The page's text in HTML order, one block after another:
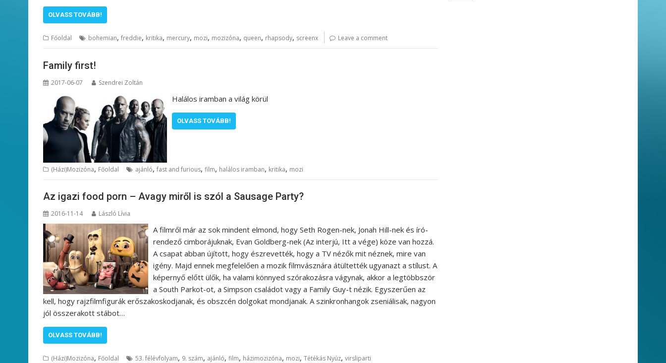
OLVASS TOVÁBB!
Főoldal bohemian, freddie, kritika, mercury, mozi, mozizóna, queen, rhapsody, screenx Leave a comment
Family first!
2017-06-07 Szendrei Zoltán
Halálos iramban a világ körül
OLVASS TOVÁBB!
(Házi)Mozizóna, Főoldal ajánló, fast and furious, film, halálos iramban, kritika, mozi
Az igazi food porn – Avagy miről is szól a Sausage Party?
2016-11-14 László Lívia
A filmről már az sok mindent elmond, hogy Seth Rogen-nek, Jonah Hill-nek és író-
rendező cimborájuknak, Evan Goldberg-nek (Az interjú, Itt a vége) köze van hozzá.
A csapat abban újított, hogy észrevették, hogy a TV nézők mit néznek, mire van
igény. Majd ennek megfelelően a mozik filmvásznára átültették ugyanazt a stílust. A
képernyő előtt ülők, ha valami könnyed szórakozásra vágynak, akkor a legtöbbször
a South Parkot-ot, a Simpson családot vagy a Family Guy-t nézik. Egyszerűen az
kell, hogy rajzfilmfigurák erőszakoskodjanak, és obszcén dolgokat mondjanak. A szinkronhangok zseniálisak, nagyon
jól összerakott stábot…
OLVASS TOVÁBB!
(Házi)Mozizóna, Főoldal 53. félévfolyam, 9. szám, ajánló, film, házimozizóna, mozi, Tétékás Nyúz, virsliparti